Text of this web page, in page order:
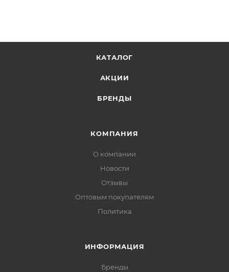
КАТАЛОГ
АКЦИИ
БРЕНДЫ
КОМПАНИЯ
О компании
Новости
Отзывы
Оптовым покупателям
Политика
ИНФОРМАЦИЯ
Бренды